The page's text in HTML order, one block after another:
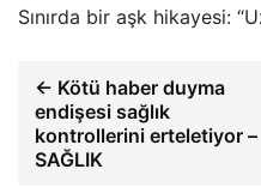
Sınırda bir aşk hikayesi:
← Kötü haber duyma
endişesi sağlık
kontrollerini erteletiyor –
SAĞLIK